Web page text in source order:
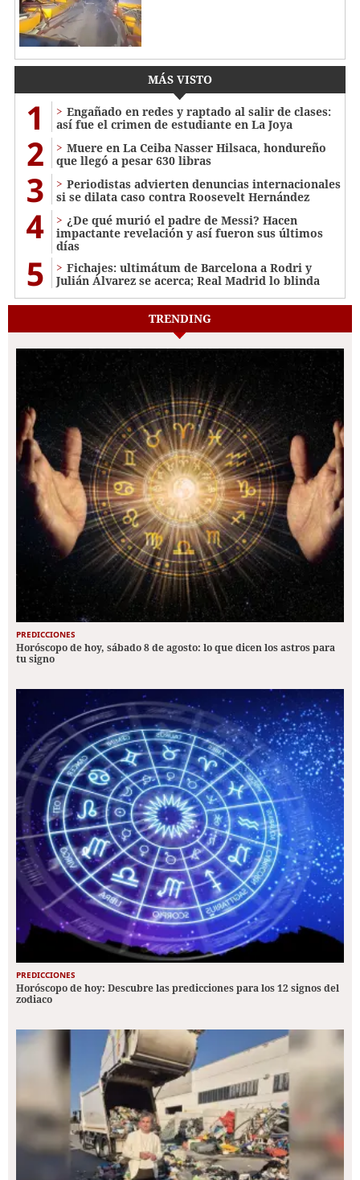
MÁS VISTO
1
Engañado en redes y raptado al salir de clases:
así fue el crimen de estudiante en La Joya
2
Muere en La Ceiba Nasser Hilsaca, hondureño
que llegó a pesar 630 libras
3
Periodistas advierten denuncias internacionales
si se dilata caso contra Roosevelt Hernández
4
¿De qué murió el padre de Messi? Hacen
impactante revelación y así fueron sus últimos
días
5
Fichajes: ultimátum de Barcelona a Rodri y
Julián Álvarez se acerca; Real Madrid lo blinda
TRENDING
PREDICCIONES
Horóscopo de hoy, sábado 8 de agosto: lo que dicen los astros para
tu signo
PREDICCIONES
Horóscopo de hoy: Descubre las predicciones para los 12 signos del
zodiaco